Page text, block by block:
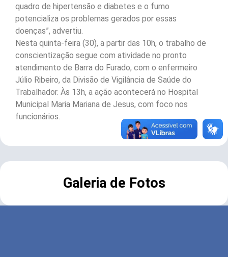
quadro de hipertensão e diabetes e o fumo
potencializa os problemas gerados por essas
doenças”, advertiu.
Nesta quinta-feira (30), a partir das 10h, o trabalho de
conscientização segue com atividade no pronto
atendimento de Barra do Furado, com o enfermeiro
Júlio Ribeiro, da Divisão de Vigilância de Saúde do
Trabalhador. Às 13h, a ação acontecerá no Hospital
Municipal Maria Mariana de Jesus, com foco nos
funcionários.
Galeria de Fotos